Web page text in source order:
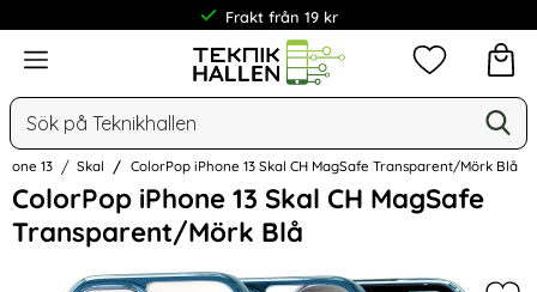
Frakt från 19 kr
Meny
Sök
Mina
13 Skal ColorPop iPhone 13 Skal CH MagSafe Transparent/Mörk Blå
ColorPop iPhone 13 Skal CH MagSafe
Transparent/Mörk Blå
Hoppa
över
Bilder